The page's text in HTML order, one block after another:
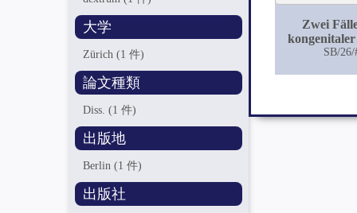
大学
Zürich(1 件)
論文種類
Diss.(1 件)
出版地
Berlin(1 件)
出版社
Zwei
des Ostium
SB/26/